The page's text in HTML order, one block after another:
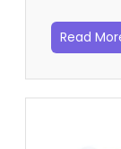
Read